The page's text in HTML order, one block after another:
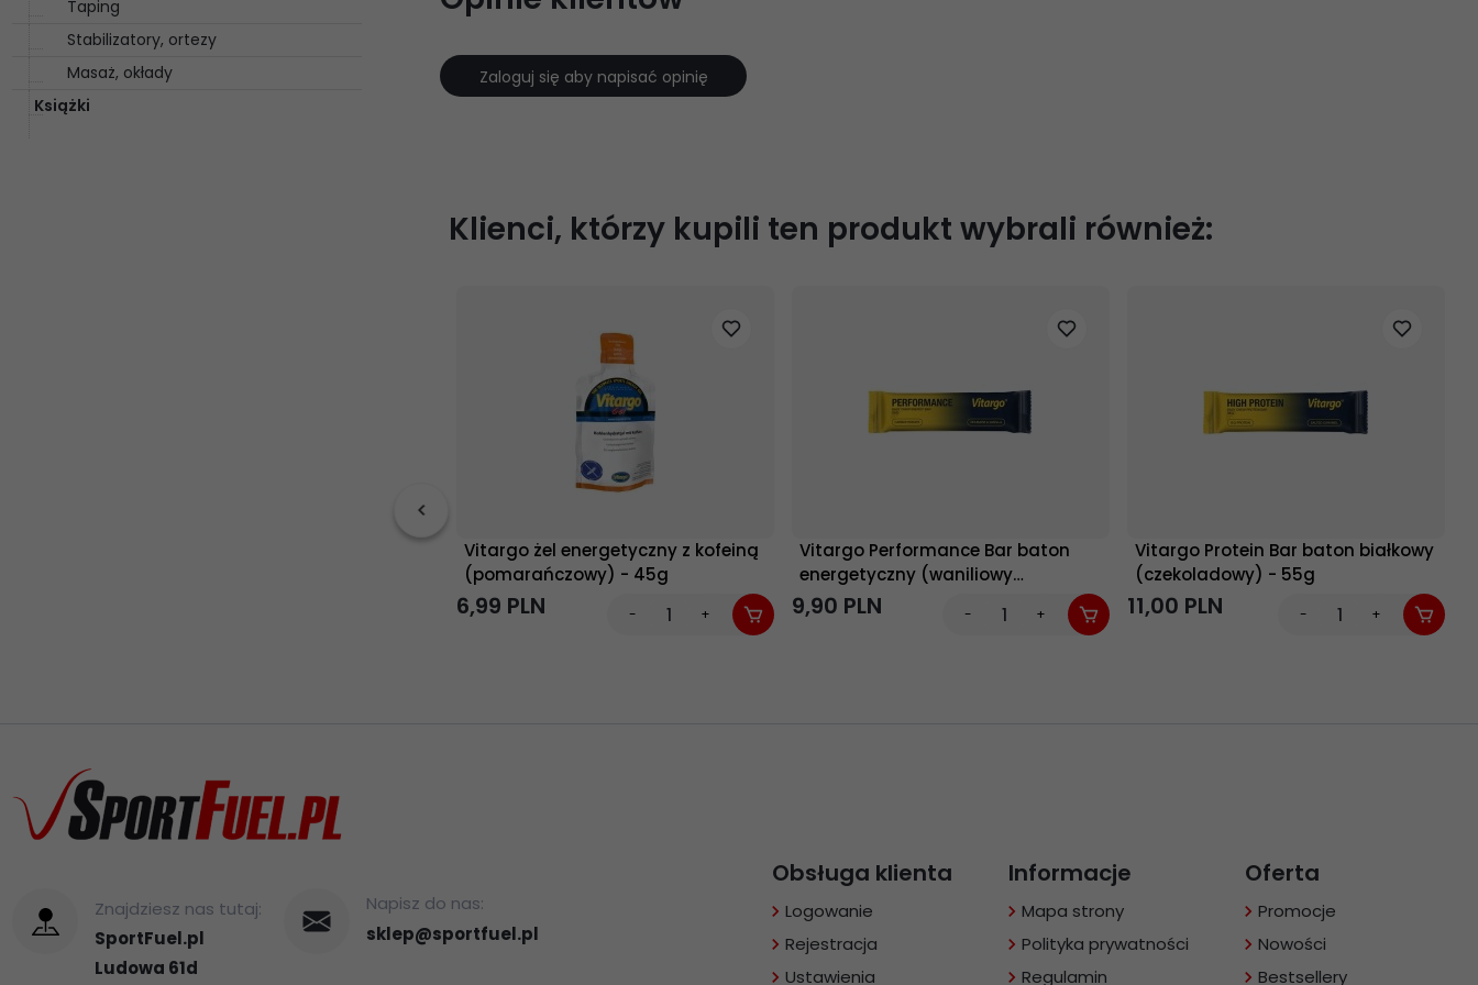
Taping
Stabilizatory, ortezy
Masaż, okłady
Książki
Zaloguj się aby napisać opinię
Klienci, którzy kupili ten produkt wybrali również:
Vitargo żel energetyczny z kofeiną
(pomarańczowy) - 45g
6,99 PLN - +
Vitargo Performance Bar baton
energetyczny (waniliowy
rabarbar) - 65g
9,90 PLN - +
Vitargo Protein Bar baton białkowy
(czekoladowy) - 55g
11,00 PLN - +
Znajdziesz nas tutaj:
SportFuel.pl
Ludowa 61d
Napisz do nas:
sklep@sportfuel.pl
Obsługa klienta
Logowanie
Rejestracja
Ustawienia
Informacje
Mapa strony
Polityka prywatności
Regulamin
Oferta
Promocje
Nowości
Bestsellery